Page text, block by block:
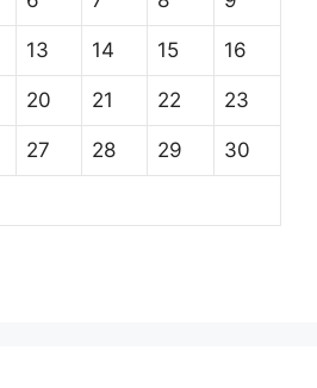
13 14 15 16
20 21 22 23
27 28 29 30